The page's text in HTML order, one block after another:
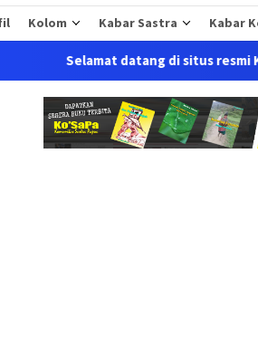
Kolom Kabar Sastra Kabar
Selamat datang di situs resmi Komunitas